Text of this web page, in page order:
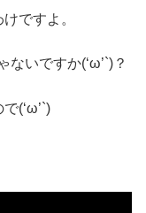
ですよ。
いですか(‘ω’`)？
(‘ω’`)